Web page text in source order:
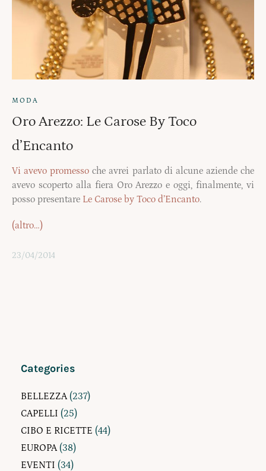
MODA
Oro Arezzo: Le Carose By Toco
d’Encanto
Vi avevo promesso che avrei parlato di alcune aziende che
avevo scoperto alla fiera Oro Arezzo e oggi, finalmente, vi
posso presentare Le Carose by Toco d’Encanto.
(altro…)
23/04/2014
Categories
BELLEZZA(237)
CAPELLI (25)
CIBO E RICETTE (44)
EUROPA(38)
EVENTI (34)